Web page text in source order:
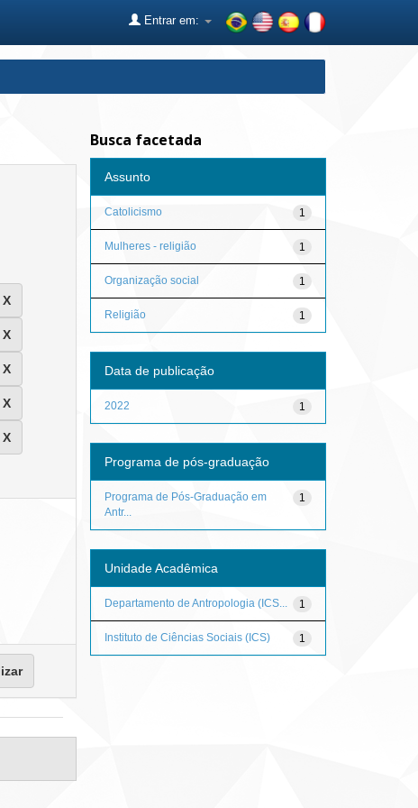
Entrar em:
Busca facetada
Assunto
1
Catolicismo
1
Mulheres - religião
1
Organização social
1
Religião
Data de publicação
1
2022
Programa de pós-graduação
1
Programa de Pós-Graduação em
Antr...
Unidade Acadêmica
1
Departamento de Antropologia (ICS...
1
Instituto de Ciências Sociais (ICS)